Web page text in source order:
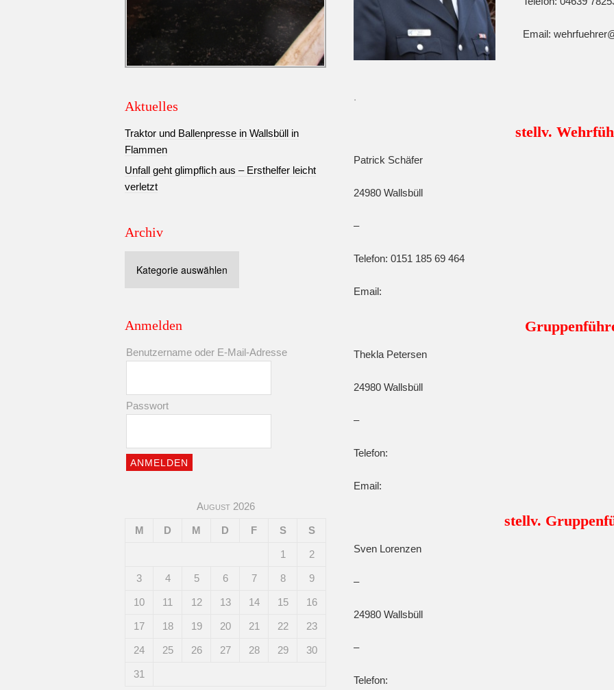
Email:
.
stellv.
Patrick Schäfer
24980 Wallsbüll
–
Telefon: 0151 185 69 464
Email:
Thekla Petersen
24980 Wallsbüll
–
Telefon:
Email:
stellv.
Sven Lorenzen
–
24980 Wallsbüll
–
Telefon:
Aktuelles
Traktor und Ballenpresse in Wallsbüll in
Flammen
Unfall geht glimpflich aus – Ersthelfer leicht
verletzt
Archiv
Anmelden
Benutzername oder E-Mail-Adresse
Passwort
August 2026
M D M D F S S
1 2
3 4 5 6 7 8 9
10 11 12 13 14 15 16
17 18 19 20 21 22 23
24 25 26 27 28 29 30
31